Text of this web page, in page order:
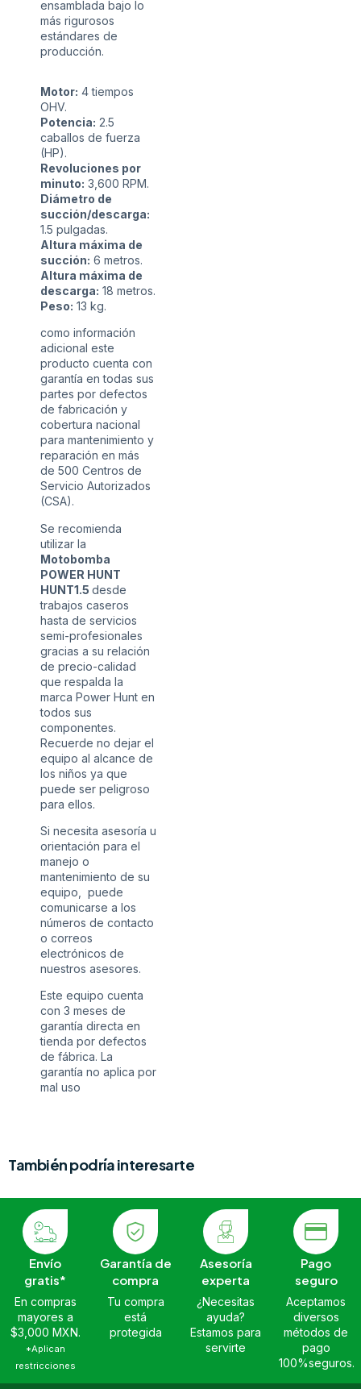
ensamblada bajo lo
más rigurosos
estándares de
producción.
Motor: 4 tiempos
OHV.
Potencia: 2.5
caballos de fuerza
(HP).
Revoluciones por
minuto: 3,600 RPM.
Diámetro de
succión/descarga:
1.5 pulgadas.
Altura máxima de
succión: 6 metros.
Altura máxima de
descarga: 18 metros.
Peso: 13 kg.
como información
adicional este
producto cuenta con
garantía en todas sus
partes por defectos
de fabricación y
cobertura nacional
para mantenimiento y
reparación en más
de 500 Centros de
Servicio Autorizados
(CSA).
Se recomienda
utilizar la
Motobomba
POWER HUNT
HUNT1.5 desde
trabajos caseros
hasta de servicios
semi-profesionales
gracias a su relación
de precio-calidad
que respalda la
marca Power Hunt en
todos sus
componentes.
Recuerde no dejar el
equipo al alcance de
los niños ya que
puede ser peligroso
para ellos.
Si necesita asesoría u
orientación para el
manejo o
mantenimiento de su
equipo, puede
comunicarse a los
números de contacto
o correos
electrónicos de
nuestros asesores.
Este equipo cuenta
con 3 meses de
garantía directa en
tienda por defectos
de fábrica. La
garantía no aplica por
mal uso
También podría interesarte
Envío
gratis*
En compras
mayores a
$3,000 MXN.
*Aplican
restricciones
Garantía de
compra
Tu compra
está
protegida
Asesoría
experta
¿Necesitas
ayuda?
Estamos para
servirte
Pago
seguro
Aceptamos
diversos
métodos de
pago
100%seguros.